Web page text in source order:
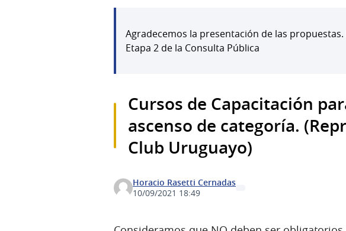
Agradecemos la presentación de las
Etapa 2 de la Consulta Pública
Cursos de Capacitación
ascenso de categoría.
Club Uruguayo)
Horacio Rasetti Cernadas
10/09/2021 18:49